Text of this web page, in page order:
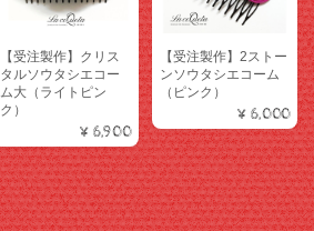
【受注製作】クリス
タルソウタシエコー
ム大（ライトピン
ク）
¥6,900
【受注製作】2ストー
ンソウタシエコーム
（ピンク）
¥6,000